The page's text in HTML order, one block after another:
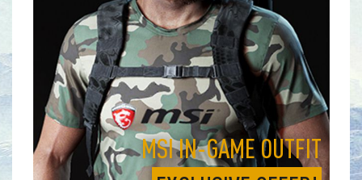
MSI IN-GAME OUTFIT